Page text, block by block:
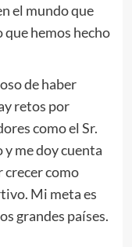
el mundo que
que hemos hecho
de haber
retos por
como el Sr.
y me doy cuenta
crecer como
Mi meta es
grandes países.